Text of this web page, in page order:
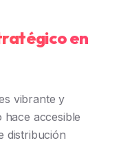
en
vibrante y
accesible
distribución